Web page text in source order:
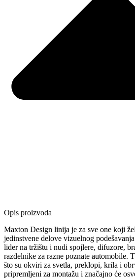
Opis proizvoda
Maxton Design linija je za sve one koji
jedinstvene delove vizuelnog
lider na tržištu i nudi spojlere, difuzore,
razdelnike za razne poznate automobile.
što su okviri za svetla, preklopi, krila i
pripremljeni za montažu i značajno će